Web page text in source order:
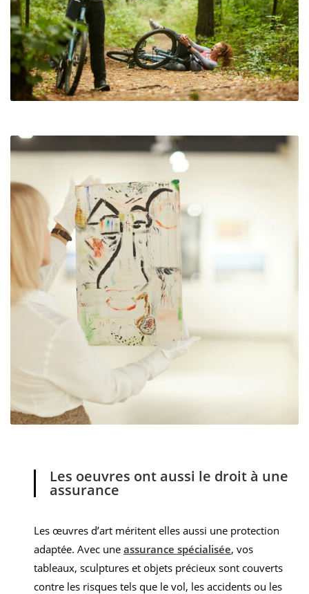
Les oeuvres ont aussi le droit à une
assurance
Les œuvres d’art méritent elles aussi une protection
adaptée. Avec une assurance spécialisée, vos
tableaux, sculptures et objets précieux sont couverts
contre les risques tels que le vol, les accidents ou les